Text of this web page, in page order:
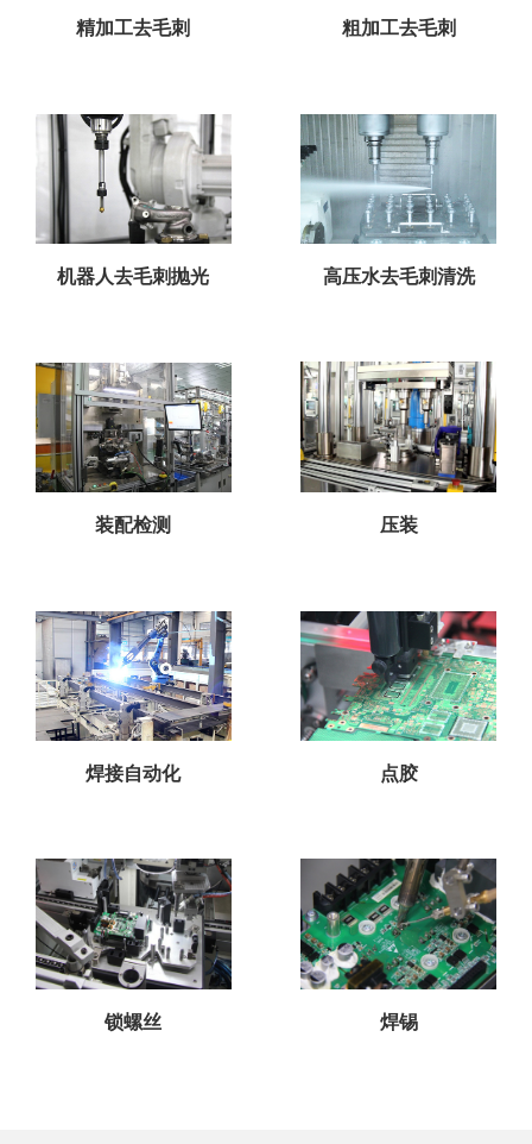
精加工去毛刺 粗加工去毛刺
机器人去毛刺抛光 高压水去毛刺清洗
装配检测 压装
焊接自动化 点胶
锁螺丝 焊锡